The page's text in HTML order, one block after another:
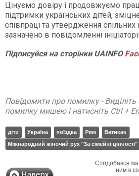
Цінуємо довіру і продовжуємо
підтримки українських дітей,
співпраці та утвердження спільних
зазначено в повідомленні
ПідписуйсянасторінкиUAINFO
Повідомити про помилку -
помилку мишею і натисніть Ctrl +
діти Україна поїздка Рим
Ватикан
Міжнародний жіночий рух "За сімейні цінності"
Сподобався
ним в